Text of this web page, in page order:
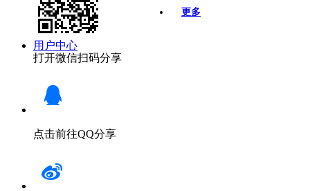
更多
用户中心
打开微信扫码分享
点击前往QQ分享